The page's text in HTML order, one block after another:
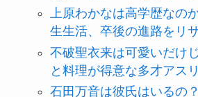
上原わかなは高学歴なの
生生活、卒後の進路をリ
不破聖衣来は可愛いだけ
と料理が得意な多才アス
石田万音は彼氏はいるの